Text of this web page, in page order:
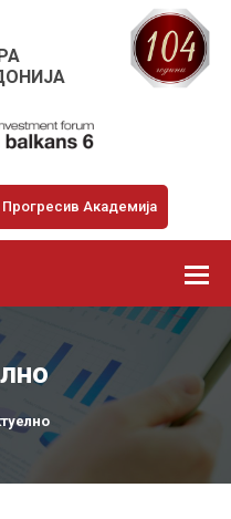
Прогресив Академија